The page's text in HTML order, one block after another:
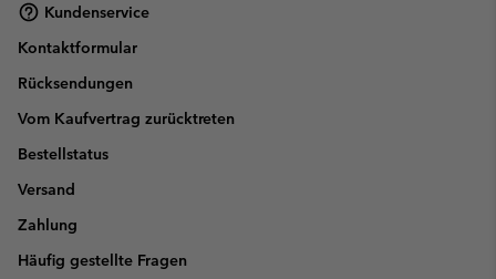
Kundenservice
Kontaktformular
Rücksendungen
Vom Kaufvertrag zurücktreten
Bestellstatus
Versand
Zahlung
Häufig gestellte Fragen